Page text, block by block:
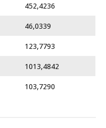
452,4236
46,0339
123,7793
1013,4842
103,7290